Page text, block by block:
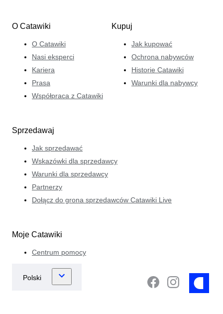
O Catawiki
O Catawiki
Nasi eksperci
Kariera
Prasa
Współpraca z Catawiki
Kupuj
Jak kupować
Ochrona nabywców
Historie Catawiki
Warunki dla nabywcy
Sprzedawaj
Jak sprzedawać
Wskazówki dla sprzedawcy
Warunki dla sprzedawcy
Partnerzy
Dołącz do grona sprzedawców Catawiki Live
Moje Catawiki
Centrum pomocy